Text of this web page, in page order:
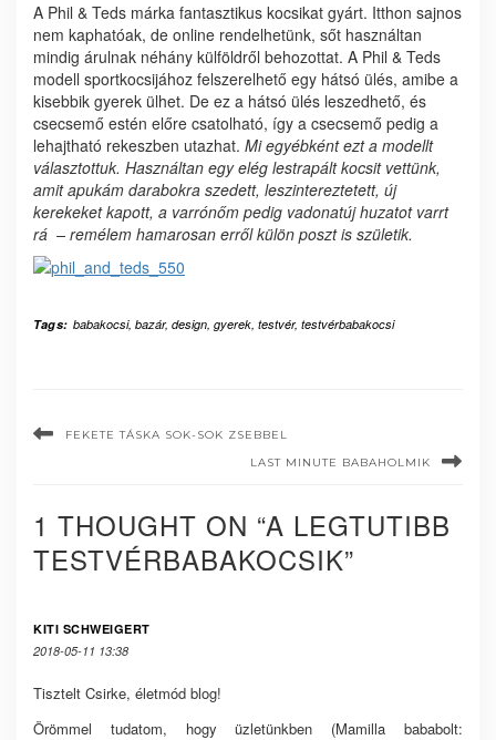
A Phil & Teds márka fantasztikus kocsikat gyárt. Itthon sajnos
nem kaphatóak, de online rendelhetünk, sőt használtan
mindig árulnak néhány külföldről behozottat. A Phil & Teds
modell sportkocsijához felszerelhető egy hátsó ülés, amibe a
kisebbik gyerek ülhet. De ez a hátsó ülés leszedhető, és
csecsemő estén előre csatolható, így a csecsemő pedig a
lehajtható rekeszben utazhat. Mi egyébként ezt a modellt
választottuk. Használtan egy elég lestrapált kocsit vettünk,
amit apukám darabokra szedett, leszintereztetett, új
kerekeket kapott, a varrónőm pedig vadonatúj huzatot varrt
rá – remélem hamarosan erről külön poszt is születik.
Tags: babakocsi, bazár, design, gyerek, testvér, testvérbabakocsi
FEKETE TÁSKA SOK-SOK ZSEBBEL
LAST MINUTE BABAHOLMIK
1 THOUGHT ON “A LEGTUTIBB
TESTVÉRBABAKOCSIK”
KITI SCHWEIGERT
2018-05-11 13:38
Tisztelt Csirke, életmód blog!
Örömmel tudatom, hogy üzletünkben (Mamilla bababolt: